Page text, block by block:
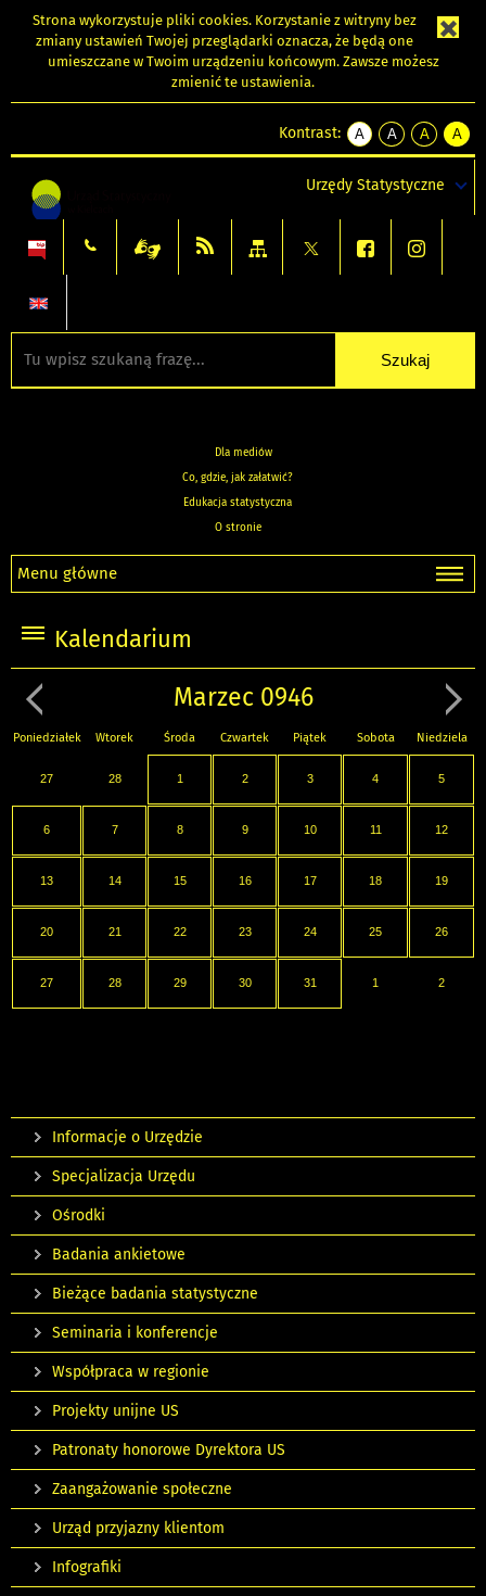
Strona wykorzystuje pliki cookies. Korzystanie z witryny bez
zmiany ustawień Twojej przeglądarki oznacza, że będą one
umieszczane w Twoim urządzeniu końcowym. Zawsze możesz
zmienić te ustawienia.
Kontrast:
A
kontrast
A
kontrast
tekst
czarnym
A
kontrast
tekst
czarnym
A
tekst
żółtym
Urzędy Statystyczne
Dla mediów
Co, gdzie, jak załatwić?
Edukacja statystyczna
O stronie
Menu główne
Kalendarium
Marzec 0946
Poniedziałek Wtorek Środa Czwartek Piątek Sobota Niedziela
27 28 1 2 3 4 5
6 7 8 9 10 11 12
13 14 15 16 17 18 19
20 21 22 23 24 25 26
27 28 29 30 31 1 2
Informacje o Urzędzie
Specjalizacja Urzędu
Ośrodki
Badania ankietowe
Bieżące badania statystyczne
Seminaria i konferencje
Współpraca w regionie
Projekty unijne US
Patronaty honorowe Dyrektora US
Zaangażowanie społeczne
Urząd przyjazny klientom
Infografiki